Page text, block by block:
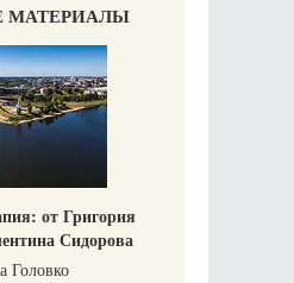
МАТЕРИАЛЫ
от Григория
Сидорова
Головко